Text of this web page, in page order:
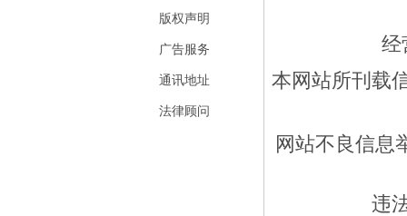
版权声明
广告服务
通讯地址
法律顾问
经
本网站所刊载
网站不良信息
违